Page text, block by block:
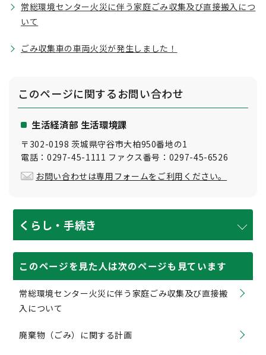
常総環境センター火災に伴う家庭ごみ収集及び直接搬入につ
いて
ごみ収集車の車両火災が発生しました！
このページに関するお問い合わせ
生活経済部 生活環境課
〒302-0198 茨城県守谷市大柏950番地の1
電話：0297-45-1111 ファクス番号：0297-45-6526
お問い合わせは専用フォームをご利用ください。
くらし・手続き
このページを見た人は次のページも見ています
常総環境センター火災に伴う家庭ごみ収集及び直接搬
入について
廃棄物（ごみ）に関する計画